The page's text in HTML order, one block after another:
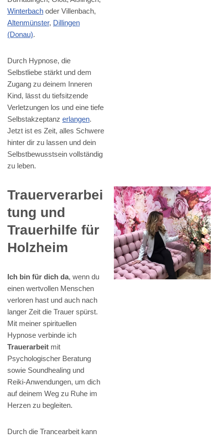
Winterbach oder Villenbach,
Altenmünster, Dillingen
(Donau).
Durch Hypnose, die
Selbstliebe stärkt und dem
Zugang zu deinem Inneren
Kind, lässt du tiefsitzende
Verletzungen los und eine tiefe
Selbstakzeptanz erlangen.
Jetzt ist es Zeit, alles Schwere
hinter dir zu lassen und dein
Selbstbewusstsein vollständig
zu leben.
Trauerverarbei
tung und
Trauerhilfe für
Holzheim
Ich bin für dich da, wenn du
einen wertvollen Menschen
verloren hast und auch nach
langer Zeit die Trauer spürst.
Mit meiner spirituellen
Hypnose verbinde ich
Trauerarbeit mit
Psychologischer Beratung
sowie Soundhealing und
Reiki-Anwendungen, um dich
auf deinem Weg zu Ruhe im
Herzen zu begleiten.
Durch die Trancearbeit kann